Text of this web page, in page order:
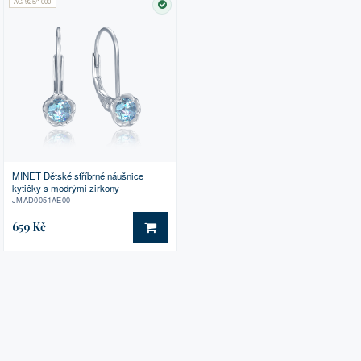
SKLADEM
MINET Dětské stříbrné náušnice
kytičky s modrými zirkony
JMAD0051AE00
659 Kč DO KOŠÍKU